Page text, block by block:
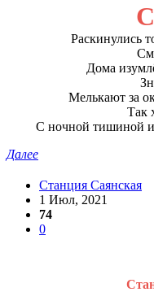
С
Раскинулись
Дома
Мелькают за
Так
С ночной тишиной
Далее
Станция Саянская
1 Июл, 2021
74
0